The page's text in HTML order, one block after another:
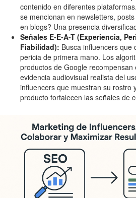
contenido en diferentes
se mencionan en newsletters,
en blogs? Una presencia
Señales E-E-A-T (Experiencia,
Fiabilidad): Busca influencers que
pericia de primera mano. Los
productos de Google
evidencia audiovisual realista del
influencers que muestran su rostro
producto fortalecen las señales de